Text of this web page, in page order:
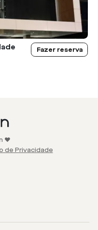
Fazer reserva
❤️
de Privacidade